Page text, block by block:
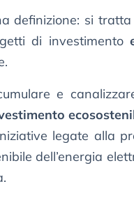
definizione: si
di investimento
e
legate alla
dell’energia